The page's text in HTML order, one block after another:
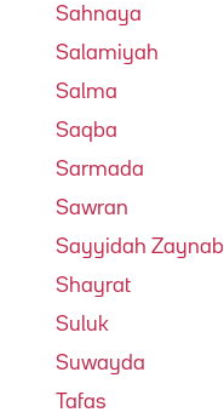
Sahnaya
Salamiyah
Salma
Saqba
Sarmada
Sawran
Sayyidah Zaynab
Shayrat
Suluk
Suwayda
Tafas